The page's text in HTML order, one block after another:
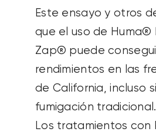
Este ensayo y otros
que el uso de Huma®
Zap® puede
rendimientos en las
de California, incluso
fumigación tradicional.
Los tratamientos con